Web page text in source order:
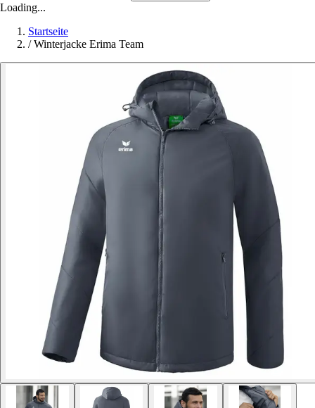
Loading...
Startseite
/ Winterjacke Erima Team